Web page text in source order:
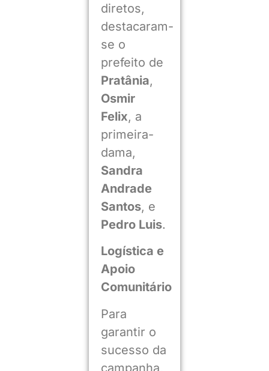
diretos,
destacaram-
se o
prefeito de
Pratânia,
Osmir
Felix, a
primeira-
dama,
Sandra
Andrade
Santos, e
Pedro Luis.
Logística e
Apoio
Comunitário
Para
garantir o
sucesso da
campanha,